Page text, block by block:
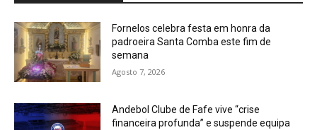
Fornelos celebra festa em honra da
padroeira Santa Comba este fim de
semana
Agosto 7, 2026
Andebol Clube de Fafe vive “crise
financeira profunda” e suspende equipa